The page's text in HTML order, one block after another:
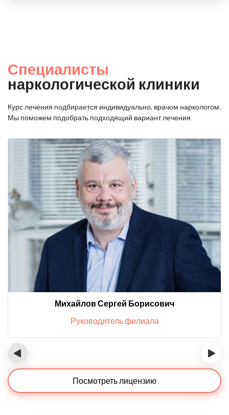
Специалисты
наркологической клиники
Курс лечения подбирается индивидуально, врачом наркологом.
Мы поможем подобрать подходящий вариант лечения
Михайлов Сергей Борисович
Руководитель филиала
‹ ›
Посмотреть лицензию